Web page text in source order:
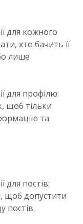
для кожного
хто бачить її
лише
для профілю:
щоб тільки
та
для постів:
щоб допустити
постів.